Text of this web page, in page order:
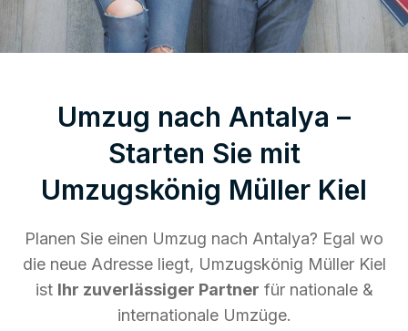
Umzug nach Antalya –
Starten Sie mit
Umzugskönig Müller Kiel
Planen Sie einen Umzug nach Antalya? Egal wo
die neue Adresse liegt, Umzugskönig Müller Kiel
ist Ihr zuverlässiger Partner für nationale &
internationale Umzüge.